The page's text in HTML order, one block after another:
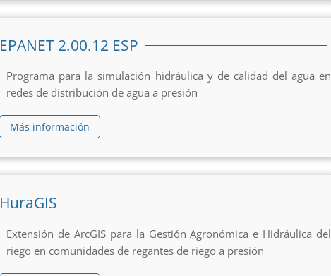
EPANET 2.00.12 ESP
Programa para la simulación hidráulica y de calidad del agua en
redes de distribución de agua a presión
Más información
HuraGIS
Extensión de ArcGIS para la Gestión Agronómica e Hidráulica del
riego en comunidades de regantes de riego a presión